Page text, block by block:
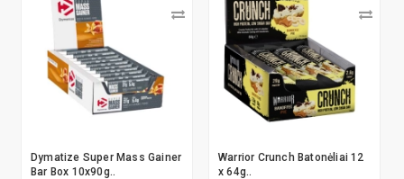
Dymatize Super Mass Gainer
Bar Box 10x90g..
Warrior Crunch Batonėliai 12
x 64g..